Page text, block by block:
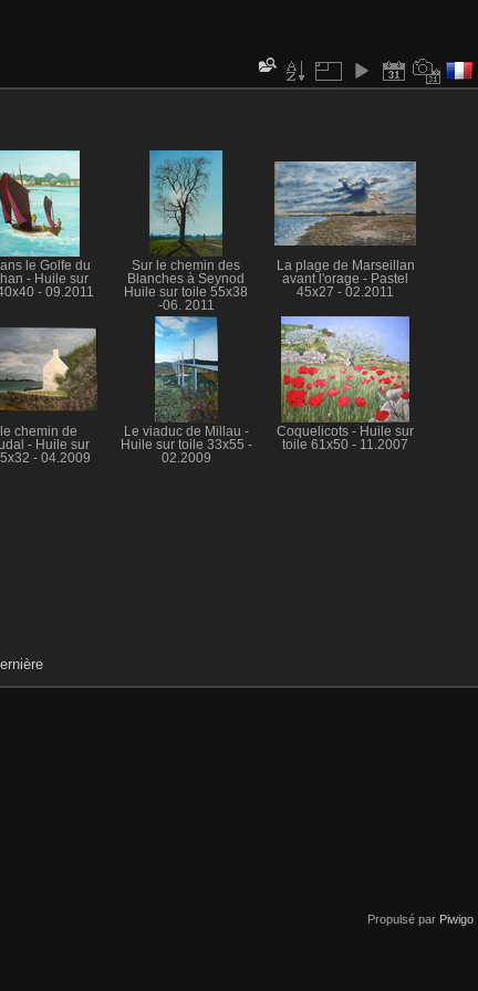
le Golfe du
- Huile sur
- 09.2011
Sur le chemin des
Blanches à Seynod
Huile sur toile 55x38
-06. 2011
La plage de Marseillan
avant l'orage - Pastel
45x27 - 02.2011
chemin de
- Huile sur
- 04.2009
Le viaduc de Millau -
Huile sur toile 33x55 -
02.2009
Coquelicots - Huile sur
toile 61x50 - 11.2007
Propulsé par Piwigo